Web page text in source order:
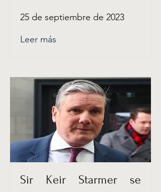
25 de septiembre de 2023
Leer más
Sir Keir Starmer se